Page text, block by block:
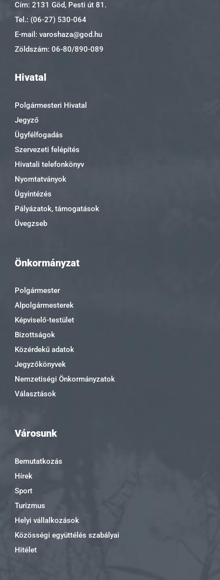
Cím: 2131 Göd, Pesti út 81.
Tel.: (06-27) 530-064
E-mail: varoshaza@god.hu
Zöldszám: 06-80/890-089
Hivatal
Polgármesteri Hivatal
Jegyző
Ügyfélfogadás
Szervezeti felépítés
Hivatali telefonkönyv
Nyomtatványok
Ügyintézés
Pályázatok, támogatások
Üvegzseb
Önkormányzat
Polgármester
Alpolgármesterek
Képviselő-testület
Bizottságok
Közérdekű adatok
Jegyzőkönyvek
Nemzetiségi Önkormányzatok
Választások
Városunk
Bemutatkozás
Hírek
Sport
Turizmus
Helyi vállalkozások
Közösségi együttélés szabályai
Hitélet